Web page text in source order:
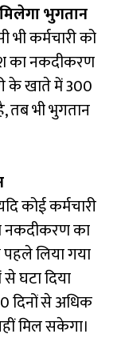
भुगतान
कर्मचारी को
का नकदीकरण
के खाते में 300
तब भी भुगतान
कोई कर्मचारी
नकदीकरण का
लिया गया
घटा दिया
दिनों से अधिक
मिल सकेगा।